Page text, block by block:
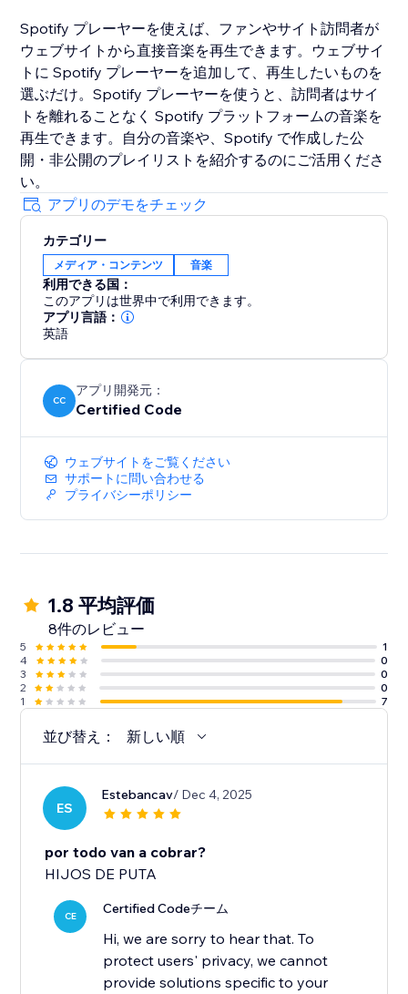
Spotify プレーヤーを使えば、ファンやサイト訪問者が
ウェブサイトから直接音楽を再生できます。ウェブサイ
トに Spotify プレーヤーを追加して、再生したいものを
選ぶだけ。Spotify プレーヤーを使うと、訪問者はサイ
トを離れることなく Spotify プラットフォームの音楽を
再生できます。自分の音楽や、Spotify で作成した公
開・非公開のプレイリストを紹介するのにご活用くださ
い。
アプリのデモをチェック
カテゴリー
メディア・コンテンツ 音楽
利用できる国：
このアプリは世界中で利用できます。
アプリ言語：
英語
CC
アプリ開発元：
Certified Code
ウェブサイトをご覧ください
サポートに問い合わせる
プライバシーポリシー
1.8 平均評価
8件のレビュー
5
1
4
0
3
0
2
0
1
7
並び替え： 新しい順
ES
Estebancav/ Dec 4, 2025
por todo van a cobrar?
HIJOS DE PUTA
CE Certified Codeチーム
Hi, we are sorry to hear that. To
protect users' privacy, we cannot
provide solutions specific to your